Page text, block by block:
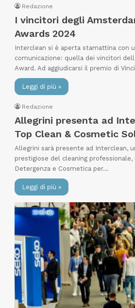
Redazione
I vincitori degli
Awards 2024
Interclean si è aperta stamattina con
comunicazione: quella dei vincitori
Award. Ad aggiudicarsi il premio di
Leggi di più »
Redazione
Allegrini presenta ad
Top Clean & Cosmetic
Allegrini sarà presente ad Interclean,
prestigiose del cleaning professionale,
Detergenza e Cosmetica per…
Leggi di più »